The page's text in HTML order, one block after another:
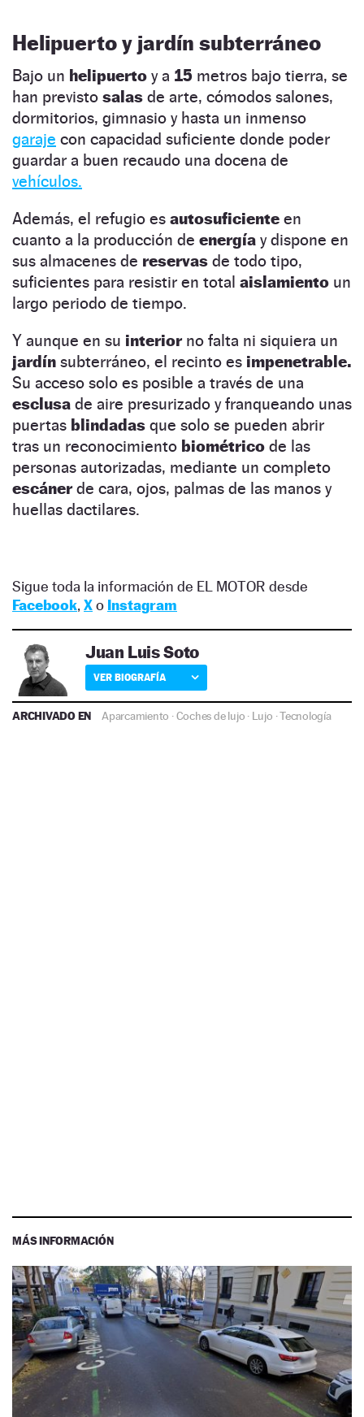
Helipuerto y jardín subterráneo
Bajo un helipuerto y a 15 metros bajo tierra, se
han previsto salas de arte, cómodos salones,
dormitorios, gimnasio y hasta un inmenso
garaje con capacidad suficiente donde poder
guardar a buen recaudo una docena de
vehículos.
Además, el refugio es autosuficiente en
cuanto a la producción de energía y dispone en
sus almacenes de reservas de todo tipo,
suficientes para resistir en total aislamiento un
largo periodo de tiempo.
Y aunque en su interiorno falta ni siquiera un
jardín subterráneo, el recinto es impenetrable.
Su acceso solo es posible a través de una
esclusa de aire presurizado y franqueando unas
puertas blindadas que solo se pueden abrir
tras un reconocimiento biométrico de las
personas autorizadas, mediante un completo
escánerde cara, ojos, palmas de las manos y
huellas dactilares.
Sigue toda la información de EL MOTOR desde
Facebook, Xo Instagram
Juan Luis Soto
VER BIOGRAFÍA
ARCHIVADO EN Aparcamiento ·Coches de lujo · Lujo ·Tecnología
MÁS INFORMACIÓN